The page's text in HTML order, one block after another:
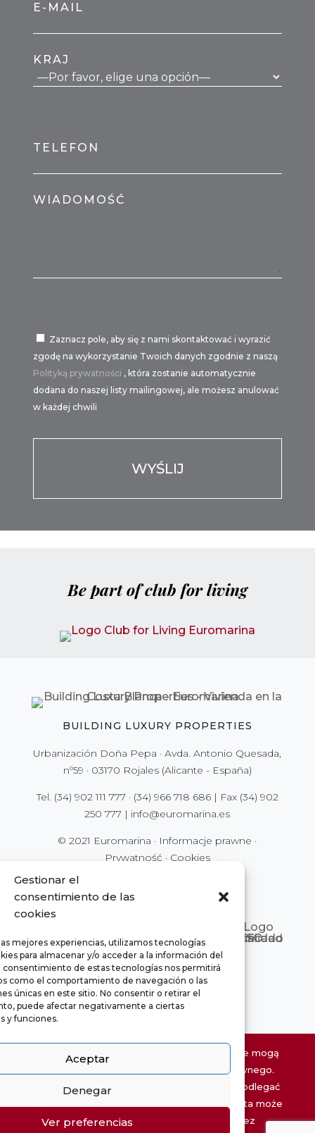
Gestionar el
consentimiento de las
cookies
mejores experiencias, utilizamos tecnologías
para almacenar y/o acceder a la información del
consentimiento de estas tecnologías nos permitirá
como el comportamiento de navegación o las
únicas en este sitio. No consentir o retirar el
puede afectar negativamente a ciertas
y funciones.
Aceptar
Denegar
Ver preferencias
E-MAIL
KRAJ
TELEFON
WIADOMOŚĆ
Zaznacz pole, aby się z nami skontaktować i wyrazić
zgodę na wykorzystanie Twoich danych zgodnie z naszą
Polityką prywatności , która zostanie automatycznie
dodana do naszej listy mailingowej, ale możesz anulować
w każdej chwili
Be part of club for living
BUILDING LUXURY PROPERTIES
Urbanización Doña Pepa · Avda. Antonio Quesada,
nº59 · 03170 Rojales (Alicante - España)
Tel. (34) 902 111 777 · (34) 966 718 686| Fax (34) 902
250 777 | info@euromarina.es
© 2021 Euromarina · Informacje prawne ·
Prywatność · Cookies
Informacje o nieruchomościach na tej stronie mogą
być nieaktualne i nie mają charakteru umownego.
Wymiary są podane w przybliżeniu i mogą podlegać
modyfikacjom z przyczyn technicznych. Oferta może
zostać zmodyfikowana lub wycofana bez